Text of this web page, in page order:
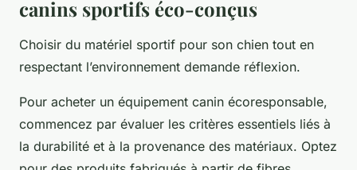
canins sportifs éco-conçus
Choisir du matériel sportif pour son chien tout en
respectant l’environnement demande réflexion.
Pour acheter un équipement canin écoresponsable,
commencez par évaluer les critères essentiels liés à
la durabilité et à la provenance des matériaux. Optez